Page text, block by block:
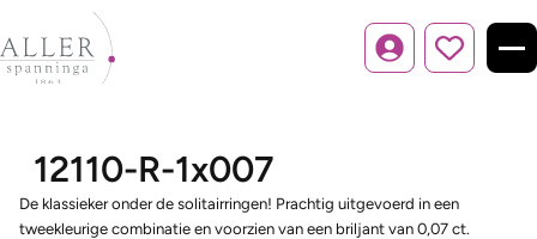
Inloggen
12110-R-1x007
De klassieker onder de solitairringen! Prachtig uitgevoerd in een
tweekleurige combinatie en voorzien van een briljant van 0,07 ct.